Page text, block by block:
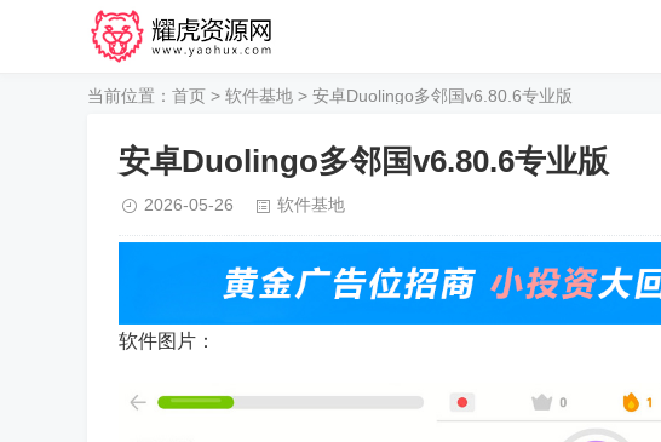
当前位置： 首页 > 软件基地 > 安卓Duolingo多邻国v6.80.6专业版
安卓Duolingo多邻国v6.80.6专业版
2026-05-26 软件基地
软件图片：